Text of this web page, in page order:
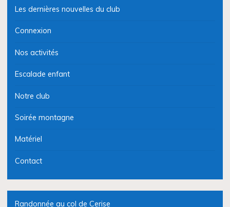
Les dernières nouvelles du club
Connexion
Nos activités
Escalade enfant
Notre club
Soirée montagne
Matériel
Contact
Randonnée au col de Cerise